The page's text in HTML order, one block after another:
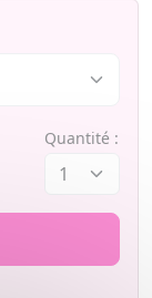
Quantité :